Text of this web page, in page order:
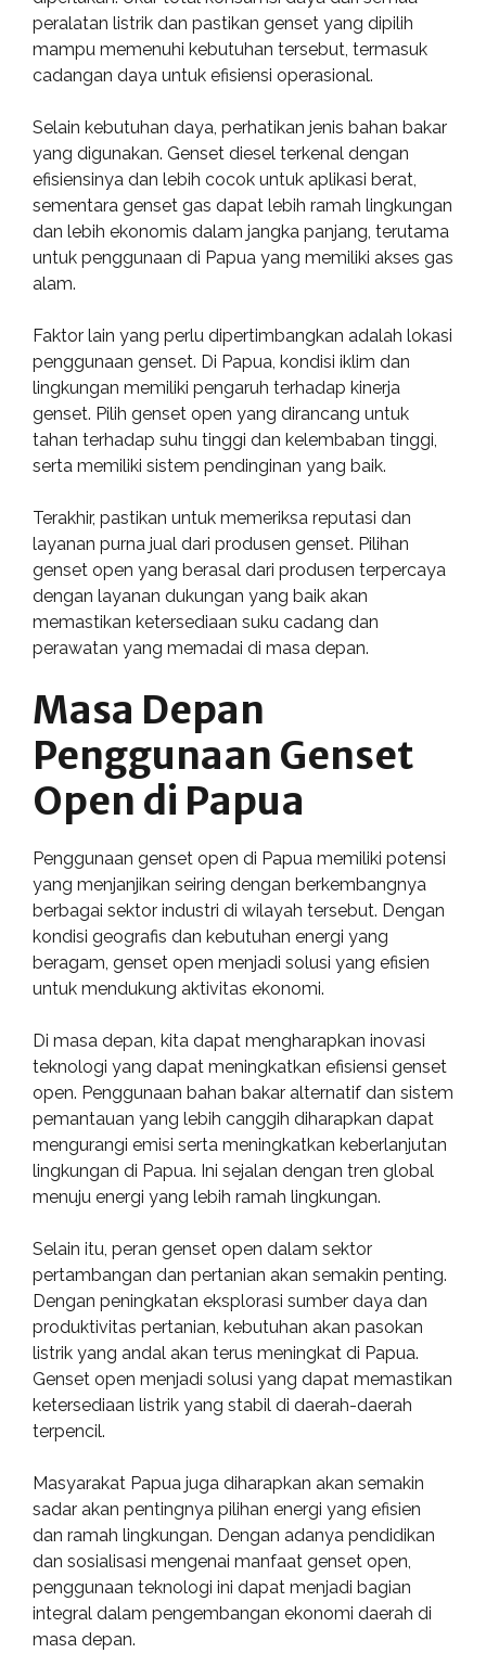
peralatan listrik dan pastikan genset yang dipilih
mampu memenuhi kebutuhan tersebut, termasuk
cadangan daya untuk efisiensi operasional.
Selain kebutuhan daya, perhatikan jenis bahan bakar
yang digunakan. Genset diesel terkenal dengan
efisiensinya dan lebih cocok untuk aplikasi berat,
sementara genset gas dapat lebih ramah lingkungan
dan lebih ekonomis dalam jangka panjang, terutama
untuk penggunaan di Papua yang memiliki akses gas
alam.
Faktor lain yang perlu dipertimbangkan adalah lokasi
penggunaan genset. Di Papua, kondisi iklim dan
lingkungan memiliki pengaruh terhadap kinerja
genset. Pilih genset open yang dirancang untuk
tahan terhadap suhu tinggi dan kelembaban tinggi,
serta memiliki sistem pendinginan yang baik.
Terakhir, pastikan untuk memeriksa reputasi dan
layanan purna jual dari produsen genset. Pilihan
genset open yang berasal dari produsen terpercaya
dengan layanan dukungan yang baik akan
memastikan ketersediaan suku cadang dan
perawatan yang memadai di masa depan.
Masa Depan
Penggunaan Genset
Open di Papua
Penggunaan genset open di Papua memiliki potensi
yang menjanjikan seiring dengan berkembangnya
berbagai sektor industri di wilayah tersebut. Dengan
kondisi geografis dan kebutuhan energi yang
beragam, genset open menjadi solusi yang efisien
untuk mendukung aktivitas ekonomi.
Di masa depan, kita dapat mengharapkan inovasi
teknologi yang dapat meningkatkan efisiensi genset
open. Penggunaan bahan bakar alternatif dan sistem
pemantauan yang lebih canggih diharapkan dapat
mengurangi emisi serta meningkatkan keberlanjutan
lingkungan di Papua. Ini sejalan dengan tren global
menuju energi yang lebih ramah lingkungan.
Selain itu, peran genset open dalam sektor
pertambangan dan pertanian akan semakin penting.
Dengan peningkatan eksplorasi sumber daya dan
produktivitas pertanian, kebutuhan akan pasokan
listrik yang andal akan terus meningkat di Papua.
Genset open menjadi solusi yang dapat memastikan
ketersediaan listrik yang stabil di daerah-daerah
terpencil.
Masyarakat Papua juga diharapkan akan semakin
sadar akan pentingnya pilihan energi yang efisien
dan ramah lingkungan. Dengan adanya pendidikan
dan sosialisasi mengenai manfaat genset open,
penggunaan teknologi ini dapat menjadi bagian
integral dalam pengembangan ekonomi daerah di
masa depan.